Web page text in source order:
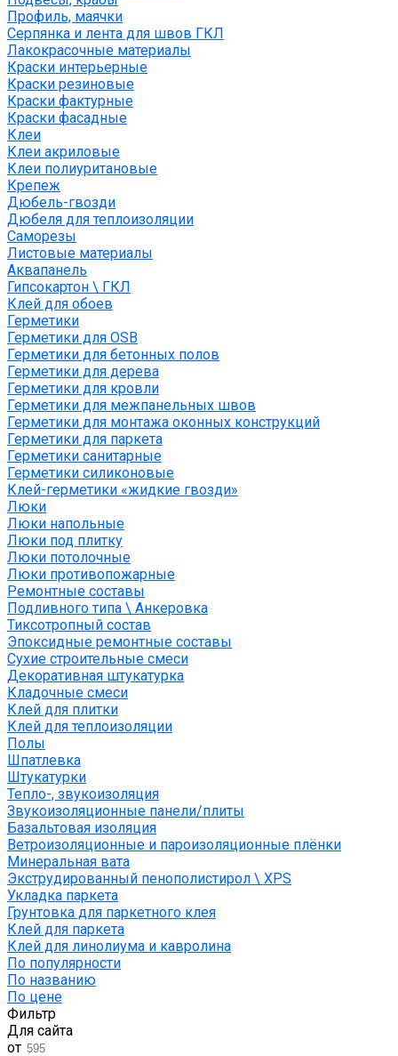
Профиль, маячки
Серпянка и лента для швов ГКЛ
Лакокрасочные материалы
Краски интерьерные
Краски резиновые
Краски фактурные
Краски фасадные
Клеи
Клеи акриловые
Клеи полиуритановые
Крепеж
Дюбель-гвозди
Дюбеля для теплоизоляции
Саморезы
Листовые материалы
Аквапанель
Гипсокартон \ ГКЛ
Клей для обоев
Герметики
Герметики для OSB
Герметики для бетонных полов
Герметики для дерева
Герметики для кровли
Герметики для межпанельных швов
Герметики для монтажа оконных конструкций
Герметики для паркета
Герметики санитарные
Герметики силиконовые
Клей-герметики «жидкие гвозди»
Люки
Люки напольные
Люки под плитку
Люки потолочные
Люки противопожарные
Ремонтные составы
Подливного типа \ Анкеровка
Тиксотропный состав
Эпоксидные ремонтные составы
Сухие строительные смеси
Декоративная штукатурка
Кладочные смеси
Клей для плитки
Клей для теплоизоляции
Полы
Шпатлевка
Штукатурки
Тепло-, звукоизоляция
Звукоизоляционные панели/плиты
Базальтовая изоляция
Ветроизоляционные и пароизоляционные плёнки
Минеральная вата
Экструдированный пенополистирол \ XPS
Укладка паркета
Грунтовка для паркетного клея
Клей для паркета
Клей для линолиума и кавролина
По популярности
По названию
По цене
Фильтр
Для сайта
от